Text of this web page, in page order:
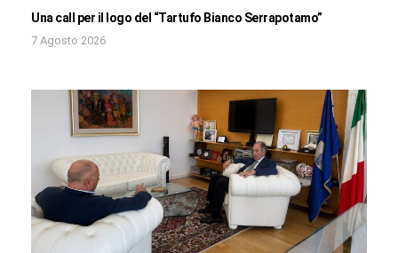
Una call per il logo del “Tartufo Bianco Serrapotamo”
7 Agosto 2026